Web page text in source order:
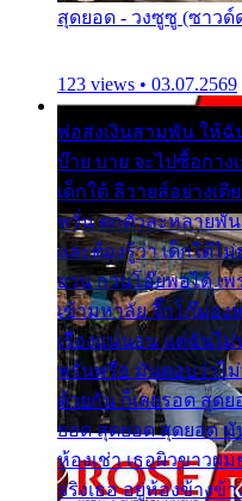
สุดยอด - วงซูซู (ซาวด์
123 views • 03.07.2569
พ่อส่งเงินสามพัน ให้
บ๊าย บาย จะไปซื้อกาง
เด็กใต้ ลีวายส์อย่างเ
หวั่น ตกตัวละหลายพัน
และต้องรู้ว่า เด็กใต้ไ
ยวน กวนโอ๊ยพอได้ เ
เข้ามหาลัย จิ๊กโก๊มอง
เรื่องแน่นอน แต่ฉันไ
พรั่นพรือ มันตอบว่าไม่
ด้วยกัน ก็เลยรอด สุด
ยอด สุดยอด สุดยอด
ห้องเช่า เธอผิวขาวผ
จริงเธอ อยู่ห้องข้างข้